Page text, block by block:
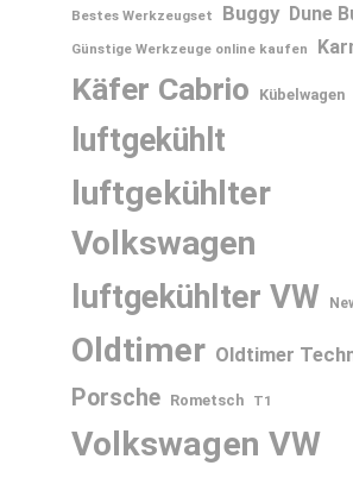
Bestes Werkzeugset Buggy Dune
Günstige Werkzeuge online kaufen
Käfer Cabrio Kübelwagen
luftgekühlt
luftgekühlter
Volkswagen
luftgekühlter VW
Oldtimer Oldtimer
Porsche Rometsch T1
Volkswagen VW